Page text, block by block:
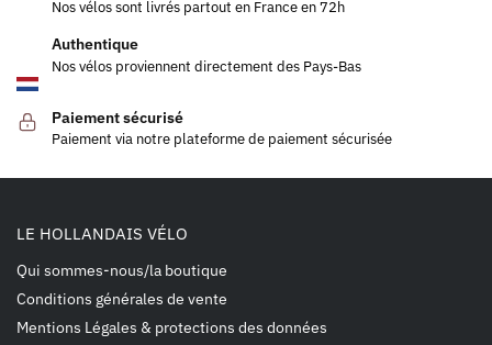
Nos vélos sont livrés partout en France en 72h
Authentique
Nos vélos proviennent directement des Pays-Bas
Paiement sécurisé
Paiement via notre plateforme de paiement sécurisée
LE HOLLANDAIS VÉLO
Qui sommes-nous/la boutique
Conditions générales de vente
Mentions Légales & protections des données